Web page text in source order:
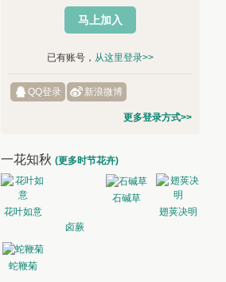
马上加入
已有账号， 从这里登录>>
QQ登录 新浪微博
更多登录方式>>
一花知秋 (更多时节花卉)
花叶如意
卤蕨
石碱草
翅荚决明
蛇鞭菊